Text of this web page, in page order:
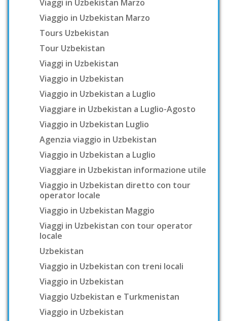
Viaggi in Uzbekistan Marzo
Viaggio in Uzbekistan Marzo
Tours Uzbekistan
Tour Uzbekistan
Viaggi in Uzbekistan
Viaggio in Uzbekistan
Viaggio in Uzbekistan a Luglio
Viaggiare in Uzbekistan a Luglio-Agosto
Viaggio in Uzbekistan Luglio
Agenzia viaggio in Uzbekistan
Viaggio in Uzbekistan a Luglio
Viaggiare in Uzbekistan informazione utile
Viaggio in Uzbekistan diretto con tour
operator locale
Viaggio in Uzbekistan Maggio
Viaggi in Uzbekistan con tour operator
locale
Uzbekistan
Viaggio in Uzbekistan con treni locali
Viaggio in Uzbekistan
Viaggio Uzbekistan e Turkmenistan
Viaggio in Uzbekistan